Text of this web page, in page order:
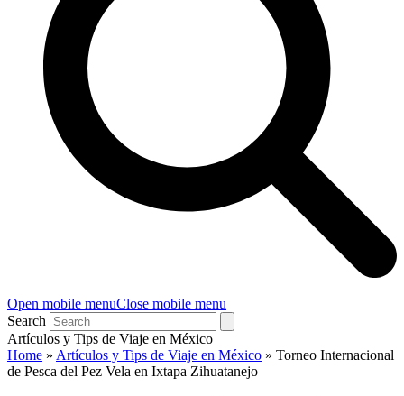
Open mobile menuClose mobile menu
Search
Artículos y Tips de Viaje en México
Home » Artículos y Tips de Viaje en México » Torneo Internacional
de Pesca del Pez Vela en Ixtapa Zihuatanejo